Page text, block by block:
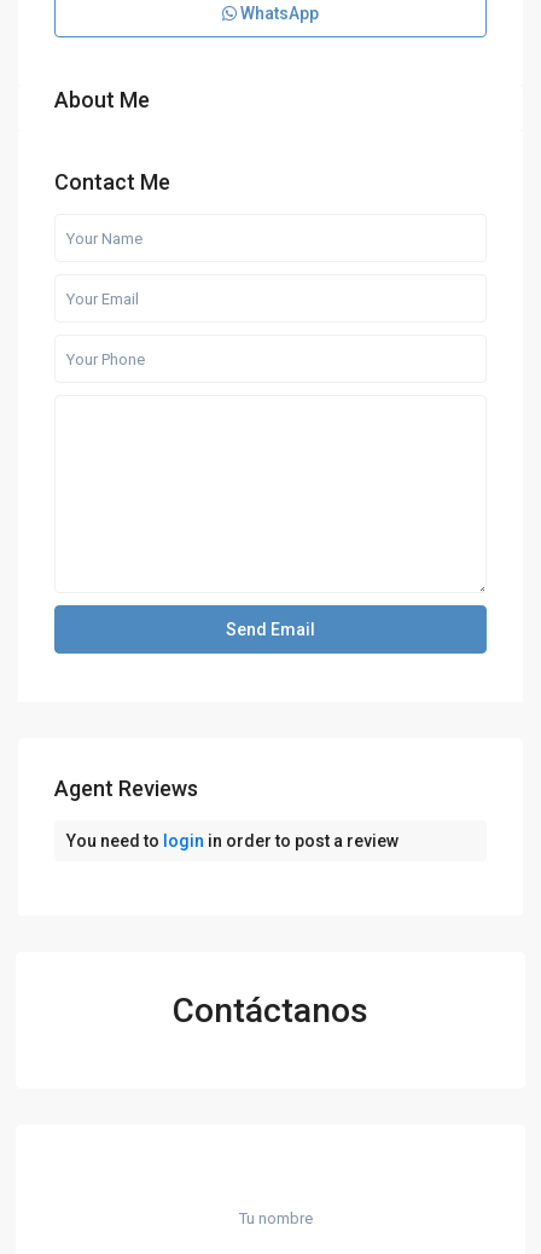
WhatsApp
About Me
Contact Me
Agent Reviews
You need to login in order to post a review
Contáctanos